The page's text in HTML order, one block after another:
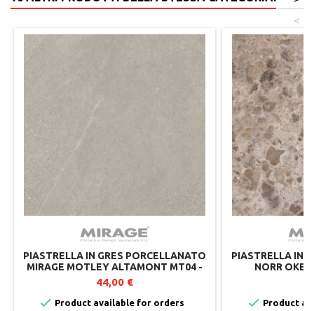
<
PIASTRELLA IN GRES PORCELLANATO
MIRAGE MOTLEY ALTAMONT MT04 -
60X60X2 CM - LOTTO DA 2 PEZZI
44,00 €
 Product available for orders
PIASTRELLA IN
NORR
 Product